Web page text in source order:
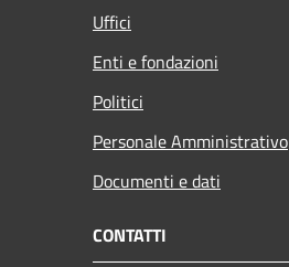
Uffici
Enti e fondazioni
Politici
Personale Amministrativo
Documenti e dati
CONTATTI